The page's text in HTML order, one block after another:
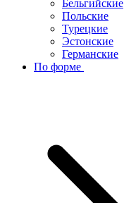
Бельгийские
Польские
Турецкие
Эстонские
Германские
По форме